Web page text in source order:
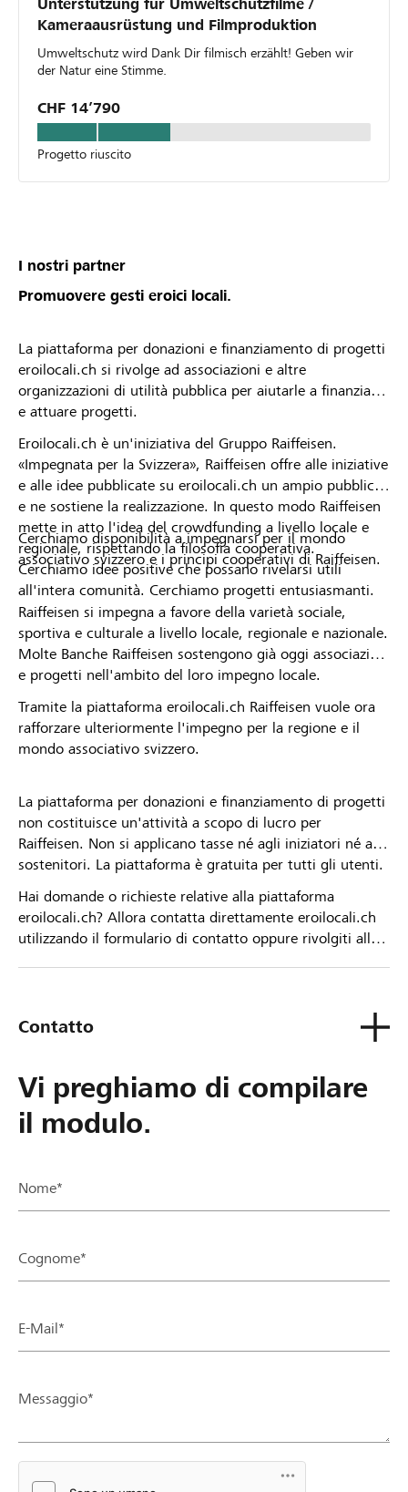
Unterstützung für Umweltschutzfilme /
Kameraausrüstung und Filmproduktion
Umweltschutz wird Dank Dir filmisch erzählt! Geben wir
der Natur eine Stimme.
CHF 14’790
Progetto riuscito
I nostri partner
Promuovere gesti eroici locali.
La piattaforma per donazioni e finanziamento di progetti
eroilocali.ch si rivolge ad associazioni e altre
organizzazioni di utilità pubblica per aiutarle a finanziare
e attuare progetti.
Eroilocali.ch è un'iniziativa del Gruppo Raiffeisen.
«Impegnata per la Svizzera», Raiffeisen offre alle iniziative
e alle idee pubblicate su eroilocali.ch un ampio pubblico
e ne sostiene la realizzazione. In questo modo Raiffeisen
mette in atto l'idea del crowdfunding a livello locale e
regionale, rispettando la filosofia cooperativa.
Cerchiamo idee positive che possano rivelarsi utili
all'intera comunità. Cerchiamo progetti entusiasmanti.
Cerchiamo disponibilità a impegnarsi per il mondo
associativo svizzero e i principi cooperativi di Raiffeisen.
Raiffeisen si impegna a favore della varietà sociale,
sportiva e culturale a livello locale, regionale e nazionale.
Molte Banche Raiffeisen sostengono già oggi associazioni
e progetti nell'ambito del loro impegno locale.
Tramite la piattaforma eroilocali.ch Raiffeisen vuole ora
rafforzare ulteriormente l'impegno per la regione e il
mondo associativo svizzero.
La piattaforma per donazioni e finanziamento di progetti
non costituisce un'attività a scopo di lucro per
Raiffeisen. Non si applicano tasse né agli iniziatori né ai
sostenitori. La piattaforma è gratuita per tutti gli utenti.
Hai domande o richieste relative alla piattaforma
eroilocali.ch? Allora contatta direttamente eroilocali.ch
utilizzando il formulario di contatto oppure rivolgiti alla
Contatto
Vi preghiamo di compilare
il modulo.
Nome*
Cognome*
E-Mail*
Messaggio*